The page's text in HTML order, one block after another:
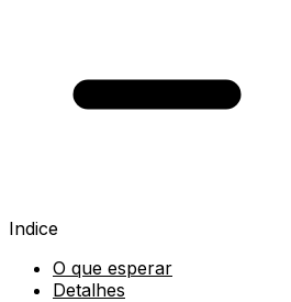
Indice
O que esperar
Detalhes